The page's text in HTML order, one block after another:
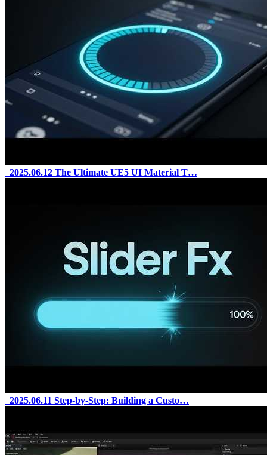
2025.06.12 The Ultimate UE5 UI Material T…
2025.06.11 Step-by-Step: Building a Custo…